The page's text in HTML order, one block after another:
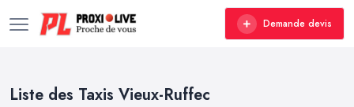
Demande devis
Liste des Taxis Vieux-Ruffec